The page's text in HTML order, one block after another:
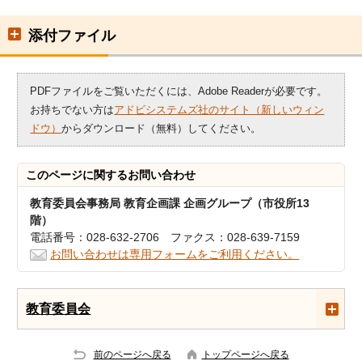
添付ファイル
PDFファイルをご覧いただくには、Adobe Readerが必要です。
お持ちでない方はアドビシステムズ社のサイト（新しいウィン
ドウ）からダウンロード（無料）してください。
このページに関するお問い合わせ
教育委員会事務局 教育企画課 企画グループ（市役所13
階）
電話番号：028-632-2706 ファクス：028-639-7159
お問い合わせは専用フォームをご利用ください。
教育委員会
前のページへ戻る トップページへ戻る